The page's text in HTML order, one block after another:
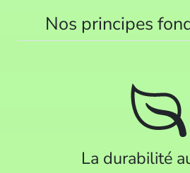
Nos principes
La durabilité